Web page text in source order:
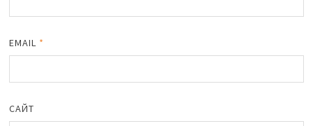
EMAIL *
САЙТ